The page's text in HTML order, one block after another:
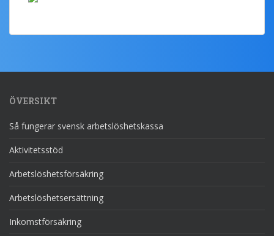
ÖVERSIKT
Så fungerar svensk arbetslöshetskassa
Aktivitetsstöd
Arbetslöshetsförsäkring
Arbetslöshetsersättning
Inkomstförsäkring